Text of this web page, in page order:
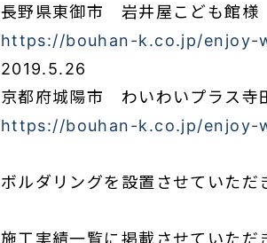
長野県東御市 岩井屋こども館様
https://bouhan-k.co.jp/enjoy-
2019.5.26
京都府城陽市 わいわいプラス寺
https://bouhan-k.co.jp/enjoy-
ボルダリングを設置させていただ
施工実績一覧に掲載させていただ